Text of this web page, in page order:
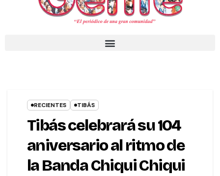
RECIENTES TIBÁS
Tibás celebrará su 104
aniversario al ritmo de
la Banda Chiqui Chiqui